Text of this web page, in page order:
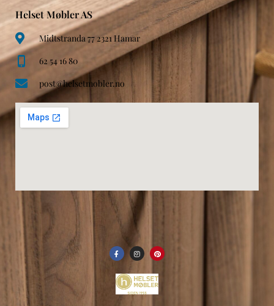
Helset Møbler AS
Midtstranda 77 2321 Hamar
62 54 16 80
post@helsetmobler.no